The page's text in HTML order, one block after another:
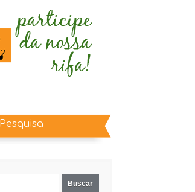
Pesquisa